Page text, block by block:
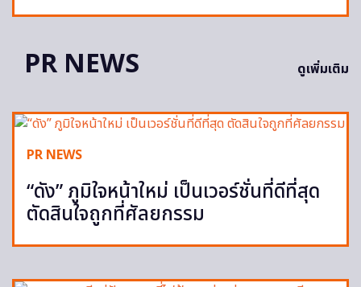
PR NEWS ดูเพิ่มเติม
PR NEWS
“ดัง” ภูมิใจหน้าใหม่ เป็นเวอร์ชั่นที่ดีที่สุด
ตัดสินใจถูกที่ศัลยกรรม